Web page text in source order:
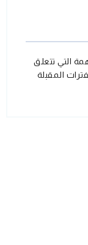
التي تتعلق
المقبلة